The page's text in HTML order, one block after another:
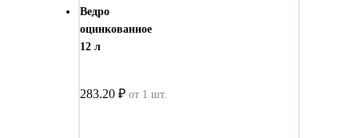
Ведро
оцинкованное
12 л
283.20 ₽ от 1 шт.